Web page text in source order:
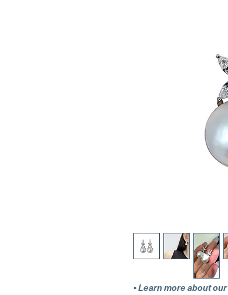
▪︎Learn more about our